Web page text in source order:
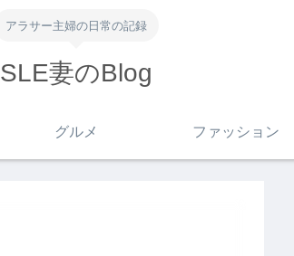
アラサー主婦の日常の記録
SLE妻のBlog
グルメ ファッション